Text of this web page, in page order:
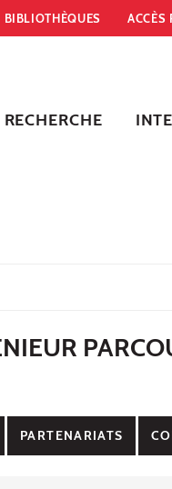
BIBLIOTHÈQUES ACCÈS
RECHERCHE
PARTENARIATS